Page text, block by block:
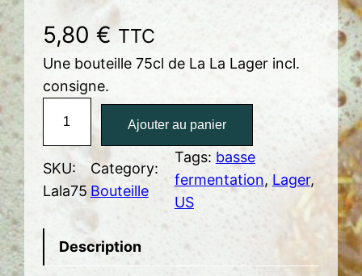
5,80 € TTC
Une bouteille 75cl de La La Lager incl.
consigne.
n
t
é
Ajouter au panier
SKU:
Lala75
Category:
Bouteille
Tags: basse
fermentation, Lager
US
Description